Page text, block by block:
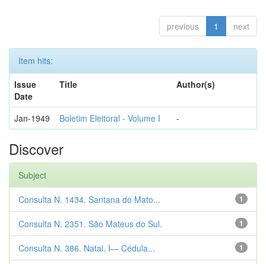
previous 1 next
Item hits:
Issue
Date
Title Author(s)
Jan-1949 Boletim Eleitoral - Volume I -
Discover
Subject
1
Consulta N. 1434. Santana do Mato...
1
Consulta N. 2351. São Mateus do Sul.
1
Consulta N. 386. Natal. I— Cédula...